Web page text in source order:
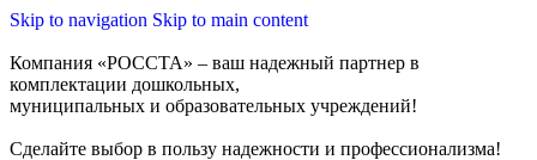
Skip to navigation Skip to main content
Компания «РОССТА» – ваш надежный партнер в
комплектации дошкольных,
муниципальных и образовательных учреждений!
Сделайте выбор в пользу надежности и профессионализма!